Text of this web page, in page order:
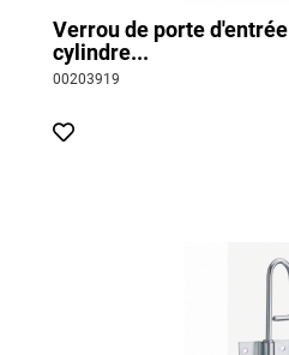
Verrou de porte d'entrée
cylindre...
00203919